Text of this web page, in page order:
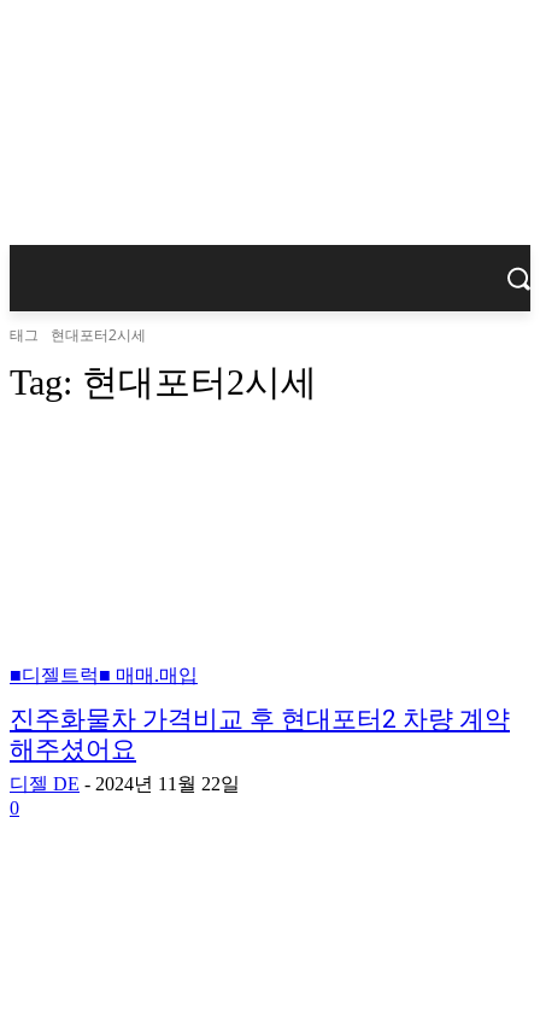
태그 현대포터2시세
Tag: 현대포터2시세
■디젤트럭■ 매매.매입
진주화물차 가격비교 후 현대포터2 차량 계약
해주셨어요
디젤 DE - 2024년 11월 22일
0